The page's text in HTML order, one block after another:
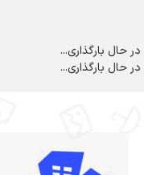
در حال بارگذاری...
در حال بارگذاری...